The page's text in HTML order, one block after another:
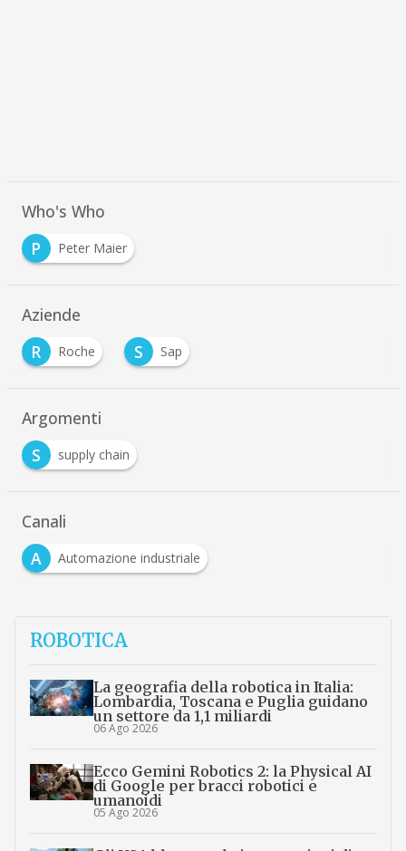
Who's Who
P
Peter Maier
Aziende
R
Roche S Sap
Argomenti
S
supply chain
Canali
A
Automazione industriale
ROBOTICA
La geografia della robotica in Italia:
Lombardia, Toscana e Puglia guidano
un settore da 1,1 miliardi
06 Ago 2026
Ecco Gemini Robotics 2: la Physical AI
di Google per bracci robotici e
umanoidi
05 Ago 2026